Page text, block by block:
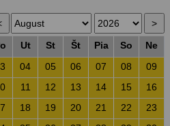
Ut St Št Pia So
Ne
04 05 06 07 08
09
11 12 13 14 15
16
18 19 20 21 22
23